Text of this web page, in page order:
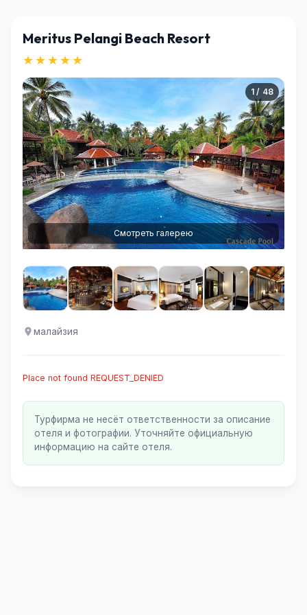
Meritus Pelangi Beach Resort
★★★★★
1 / 48
Смотреть галерею
малайзия
Place not found REQUEST_DENIED
Турфирма не несёт ответственности за описание
отеля и фотографии. Уточняйте официальную
информацию на сайте отеля.